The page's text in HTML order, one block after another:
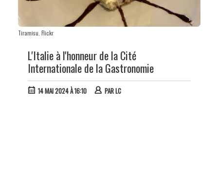
Tiramisu. Flickr
L'Italie à l'honneur de la Cité
Internationale de la Gastronomie
14 MAI 2024 À 16:10 PARLC